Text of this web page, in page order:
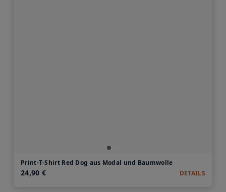
Print-T-Shirt Red Dog aus Modal und Baumwolle
24,90 € DETAILS